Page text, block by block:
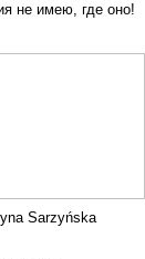
не имею, где оно!
Sarzyńska